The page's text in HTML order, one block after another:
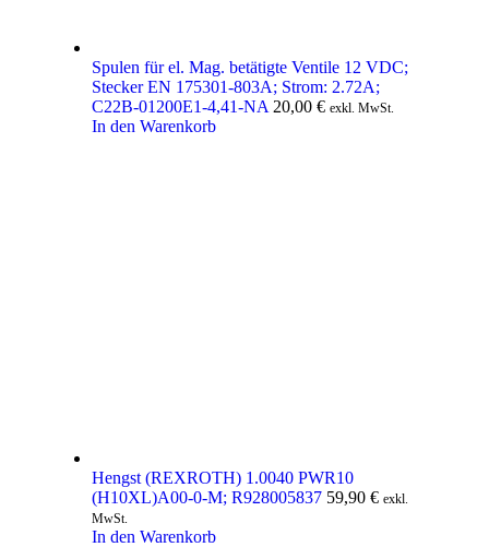
Spulen für el. Mag. betätigte Ventile 12 VDC;
Stecker EN 175301-803A; Strom: 2.72A;
C22B-01200E1-4,41-NA 20,00 € exkl. MwSt.
In den Warenkorb
Hengst (REXROTH) 1.0040 PWR10
(H10XL)A00-0-M; R928005837 59,90 € exkl.
MwSt.
In den Warenkorb